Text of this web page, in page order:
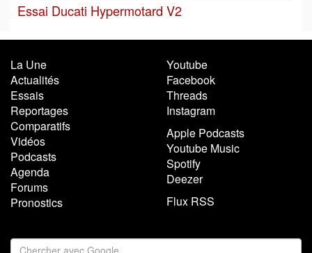
Essai Ducati Hypermotard V2
La Une
Actualités
Essais
Reportages
Comparatifs
Vidéos
Podcasts
Agenda
Forums
Pronostics
Youtube
Facebook
Threads
Instagram
Apple Podcasts
Youtube Music
Spotify
Deezer
Flux RSS